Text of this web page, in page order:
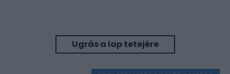
Ugrás a lap tetejére